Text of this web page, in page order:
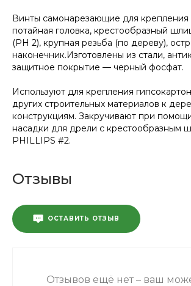
Винты самонарезающие для крепления
потайная головка, крестообразный
(PH 2), крупная резьба (по дереву),
наконечник.Изготовлены из стали,
защитное покрытие — черный фосфат.
Используют для крепления
других строительных материалов к
конструкциям. Закручивают при
насадки для дрели с крестообразным
PHILLIPS #2.
Отзывы
ОСТАВИТЬ ОТЗЫВ
Отзывов ещё нет – ваш